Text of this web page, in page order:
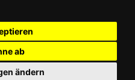
ab
ändern